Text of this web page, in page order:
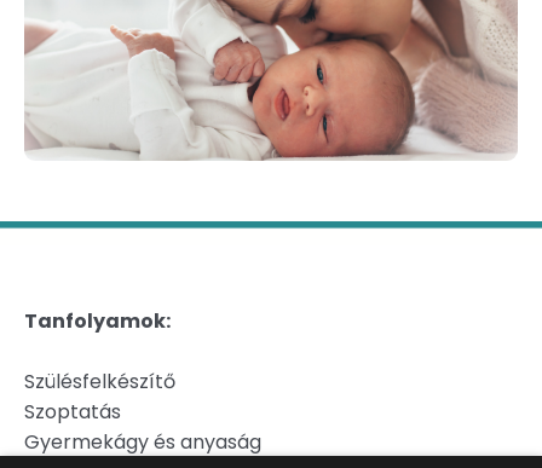
Tanfolyamok:
Szülésfelkészítő
Szoptatás
Gyermekágy és anyaság